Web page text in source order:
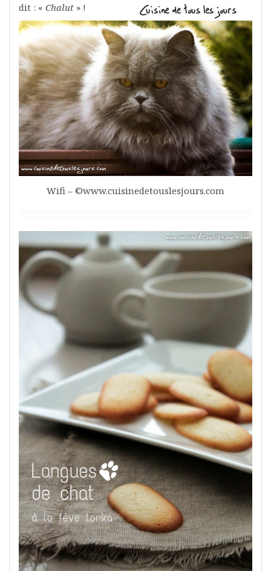
dit : « Chalut » !
Wifi – ©www.cuisinedetouslesjours.com